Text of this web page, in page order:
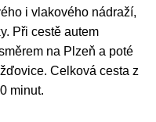
i vlakového nádraží,
Při cestě autem
na Plzeň a poté
Celková cesta z
minut.